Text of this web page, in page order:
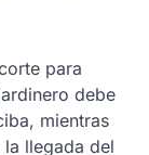
para
debe
mientras
llegada del